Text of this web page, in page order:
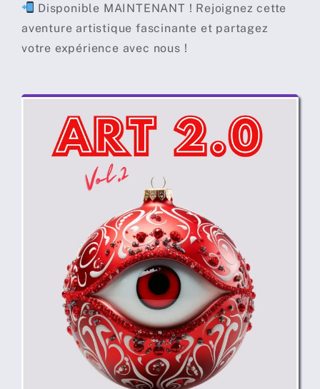
Disponible MAINTENANT ! Rejoignez cette
aventure artistique fascinante et partagez
votre expérience avec nous !